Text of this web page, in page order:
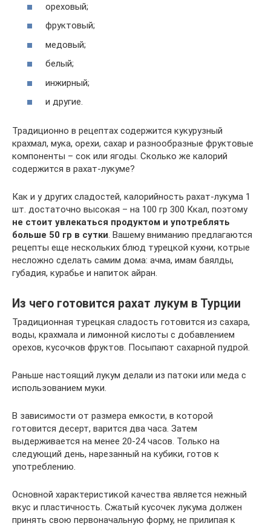
ореховый;
фруктовый;
медовый;
белый;
инжирный;
и другие.
Традиционно в рецептах содержится кукурузный
крахмал, мука, орехи, сахар и разнообразные фруктовые
компоненты – сок или ягоды. Сколько же калорий
содержится в рахат-лукуме?
Как и у других сладостей, калорийность рахат-лукума 1
шт. достаточно высокая – на 100 гр 300 Ккал, поэтому
не стоит увлекаться продуктом и употреблять
больше 50 гр в сутки. Вашему вниманию предлагаются
рецепты еще нескольких блюд турецкой кухни, котрые
несложно сделать самим дома: ачма, имам баялды,
губадия, курабье и напиток айран.
Из чего готовится рахат лукум в Турции
Традиционная турецкая сладость готовится из сахара,
воды, крахмала и лимонной кислоты с добавлением
орехов, кусочков фруктов. Посыпают сахарной пудрой.
Раньше настоящий лукум делали из патоки или меда с
использованием муки.
В зависимости от размера емкости, в которой
готовится десерт, варится два часа. Затем
выдерживается на менее 20-24 часов. Только на
следующий день, нарезанный на кубики, готов к
употреблению.
Основной характеристикой качества является нежный
вкус и пластичность. Сжатый кусочек лукума должен
принять свою первоначальную форму, не прилипая к